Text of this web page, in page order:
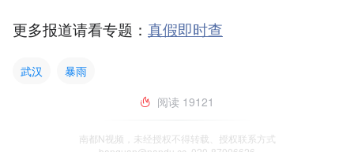
更多报道请看专题： 真假即时查
武汉
暴雨
阅读 19121
南都N视频，未经授权不得转载、授权联系方式